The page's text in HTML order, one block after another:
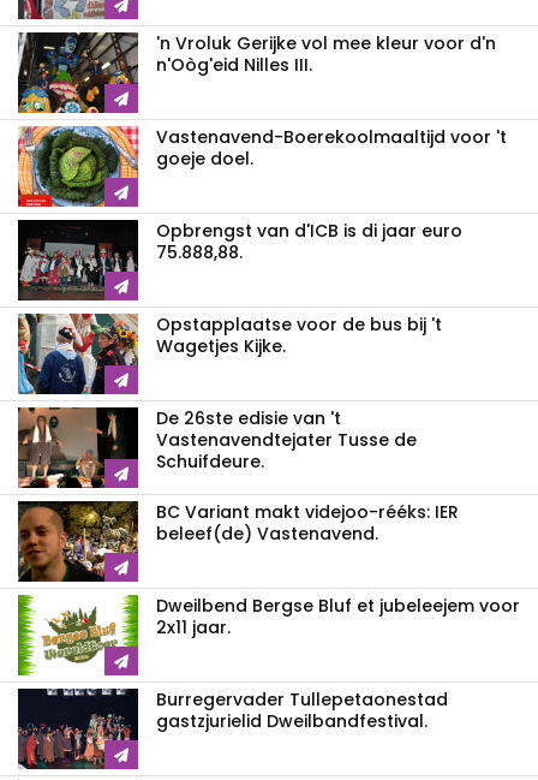
'n Vroluk Gerijke vol mee kleur voor d'n
n'Oòg'eid Nilles III.
Vastenavend-Boerekoolmaaltijd voor 't
goeje doel.
Opbrengst van d'ICB is di jaar euro
75.888,88.
Opstapplaatse voor de bus bij 't
Wagetjes Kijke.
De 26ste edisie van 't
Vastenavendtejater Tusse de
Schuifdeure.
BC Variant makt videjoo-rééks: IER
beleef(de) Vastenavend.
Dweilbend Bergse Bluf et jubeleejem voor
2x11 jaar.
Burregervader Tullepetaonestad
gastzjurielid Dweilbandfestival.